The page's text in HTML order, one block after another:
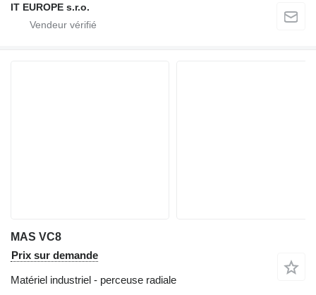
IT EUROPE s.r.o.
MAS VC8
Prix sur demande
Matériel industriel - perceuse radiale